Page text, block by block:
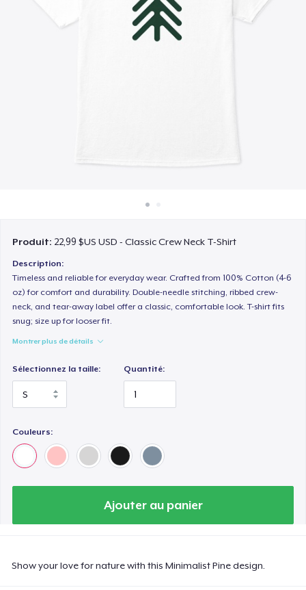
Vendez partout
Produit: 22,99 $US USD - Classic Crew Neck T-Shirt
Description:
Timeless and reliable for everyday wear. Crafted from 100% Cotton (4-6
oz) for comfort and durability. Double-needle stitching, ribbed crew-
neck, and tear-away label offer a classic, comfortable look. T-shirt fits
snug; size up for looser fit.
Montrer plus de détails
Sélectionnez la taille: Quantité:
Couleurs:
Ajouter au panier
Show your love for nature with this Minimalist Pine design.